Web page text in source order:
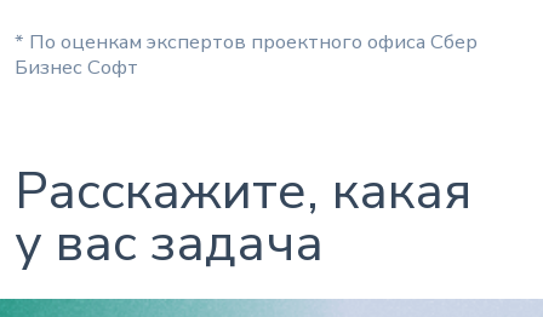
* По оценкам экспертов проектного офиса Сбер
Бизнес Софт
Расскажите, какая
у вас задача